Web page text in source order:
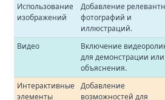
Использование
изображений
Добавление
фотографий и
иллюстраций.
Видео
Включение
для демонстрации или
объяснения.
Интерактивные
элементы
Добавление
возможностей для